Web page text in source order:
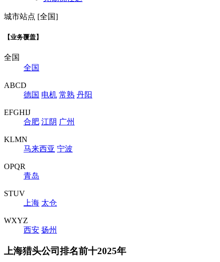
城市站点 [全国]
【业务覆盖】
全国
全国
ABCD
德国 电机 常熟 丹阳
EFGHIJ
合肥 江阴 广州
KLMN
马来西亚 宁波
OPQR
青岛
STUV
上海 太仓
WXYZ
西安 扬州
上海猎头公司排名前十2025年